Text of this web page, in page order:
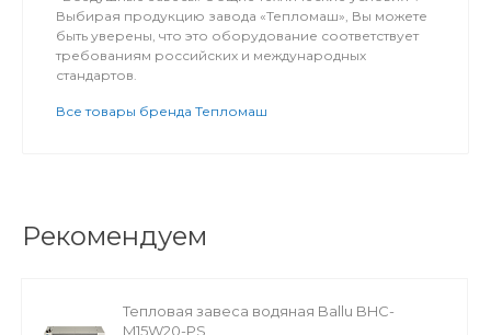
Выбирая продукцию завода «Тепломаш», Вы можете
быть уверены, что это оборудование соответствует
требованиям российских и международных
стандартов.
Все товары бренда Тепломаш
Рекомендуем
Тепловая завеса водяная Ballu BHC-
M15W20-PS